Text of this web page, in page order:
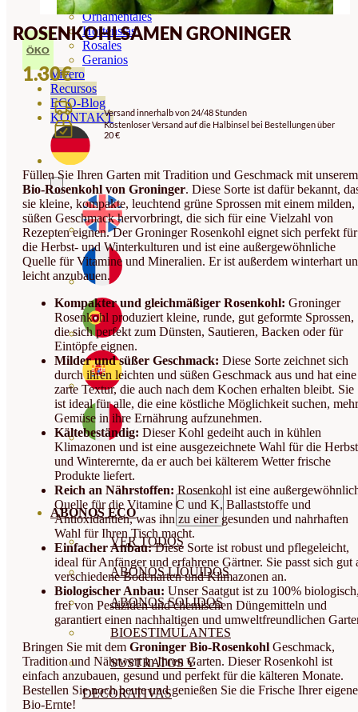
Ornamentales
Hortensias
Rosales
Geranios
Vivero
Recursos
ECO-Blog
KONTAKT
ABONOS ECO
VER TODOS
ABONOS LÍQUIDOS
ABONOS SOLIDOS
BIOESTIMULANTES
SUSTRATOS Y
DECORATIVAS
ROSENKOHLSAMEN GRONINGER
ÖKO
1.30€
Versand innerhalb von 24/48 Stunden
Kostenloser Versand auf die Halbinsel bei Bestellungen über
20 €
Füllen Sie Ihren Garten mit Tradition und Geschmack mit unserem
Bio-Rosenkohl von Groninger. Diese Sorte ist dafür bekannt,
sie kleine, kompakte, leuchtend grüne Sprossen mit einem milden,
süßen Geschmack hervorbringt, die sich für eine Vielzahl von
Rezepten eignen. Der Groninger Rosenkohl eignet sich perfekt für
die Herbst- und Winterkulturen und ist eine außergewöhnliche
Quelle für Vitamine und Mineralien. Er ist außerdem winterhart
leicht anzubauen.
Kompakter und gleichmäßiger Rosenkohl: Groninger
Rosenkohl produziert kleine, runde, gut geformte Sprossen,
die sich perfekt zum Dünsten, Sautieren, Backen oder für
Eintöpfe eignen.
Milder und süßer Geschmack: Diese Sorte zeichnet sich
durch ihren leichten und süßen Geschmack aus und hat eine
zarte Textur, die auch nach dem Kochen erhalten bleibt. Sie
ist ideal für alle, die eine köstliche Möglichkeit suchen, mehr
Gemüse in ihre Ernährung aufzunehmen.
Kältebeständig: Dieser Kohl gedeiht auch in kühlen
Klimazonen und ist eine ausgezeichnete Wahl für die
und Winterernte, da er auch bei kälterem Wetter frische
Produkte liefert.
Reich an Nährstoffen: Rosenkohl ist eine
Quelle für die Vitamine C und K, Ballaststoffe und
Antioxidantien, was ihn zu einer gesunden und nahrhaften
Wahl für Ihren Tisch macht.
Einfacher Anbau:Diese Sorte ist robust und pflegeleicht,
ideal für Anfänger und erfahrene Gärtner. Sie passt sich gut
verschiedene Bodenarten und Klimazonen an.
Biologischer Anbau: Unser Saatgut ist zu 100%
frei von Pestiziden und chemischen Düngemitteln und
garantiert einen nachhaltigen und umweltfreundlichen
Bringen Sie mit dem Groninger Bio-Rosenkohl Geschmack,
Tradition und Nährwert in Ihren Garten. Dieser Rosenkohl ist
einfach anzubauen, gesund und perfekt für die kälteren Monate.
Bestellen Sie noch heute und genießen Sie die Frische Ihrer
Bio-Ernte!